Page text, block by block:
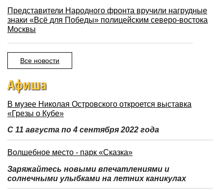
Представители Народного фронта вручили нагрудные
знаки «Всё для Победы» полицейским северо-востока
Москвы
Все новости
Афиша
В музее Николая Островского откроется выставка
«Грезы о Кубе»
С 11 августа по 4 сентября 2022 года
Волшебное место - парк «Сказка»
Заряжайтесь новыми впечатлениями и
солнечными улыбками на летних каникулах